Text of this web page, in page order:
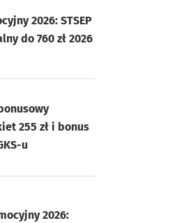
2026: STSEP
do 760 zł 2026
255 zł i bonus
u
2026: